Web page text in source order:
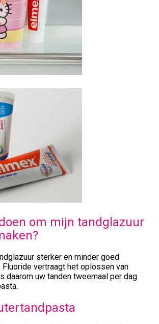
om mijn tandglazuur
sterker en minder goed
Fluoride vertraagt het oplossen van
daarom uw tanden tweemaal per dag